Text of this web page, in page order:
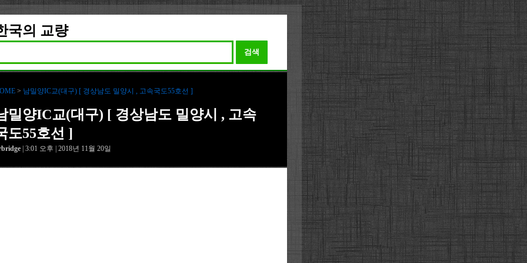
국의 교량
검색
> 남밀양IC교(대구) [ 경상남도 밀양시 , 고속국도55호선 ]
밀양IC교(대구) [ 경상남도 밀양시 , 고속
도55호선 ]
| 3:01 오후 | 2018년 11월 20일